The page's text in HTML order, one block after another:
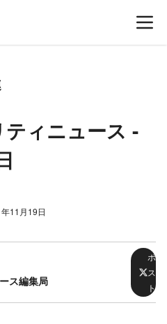
ィニュース -
11月19日
ス編集局
ポ
ス
ト